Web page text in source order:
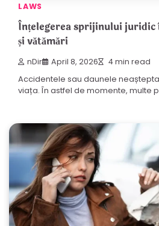
LAWS
Înțelegerea sprijinului juridic
și vătămări
nDir April 8, 2026 4 min read
Accidentele sau daunele
viața. În astfel de momente, multe